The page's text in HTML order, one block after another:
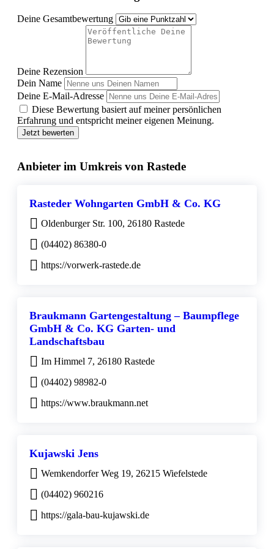
Deine Gesamtbewertung
Deine Rezension
Dein Name
Deine E-Mail-Adresse
Diese Bewertung basiert auf meiner persönlichen
Erfahrung und entspricht meiner eigenen Meinung.
Jetzt bewerten
Anbieter im Umkreis von Rastede
Rasteder Wohngarten GmbH & Co. KG
Oldenburger Str. 100, 26180 Rastede
(04402) 86380-0
https://vorwerk-rastede.de
Braukmann Gartengestaltung – Baumpflege
GmbH & Co. KG Garten- und
Landschaftsbau
Im Himmel 7, 26180 Rastede
(04402) 98982-0
https://www.braukmann.net
Kujawski Jens
Wemkendorfer Weg 19, 26215 Wiefelstede
(04402) 960216
https://gala-bau-kujawski.de